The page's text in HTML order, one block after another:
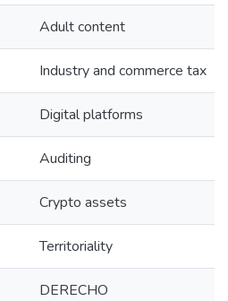
Adult content
Industry and commerce tax
Digital platforms
Auditing
Crypto assets
Territoriality
DERECHO